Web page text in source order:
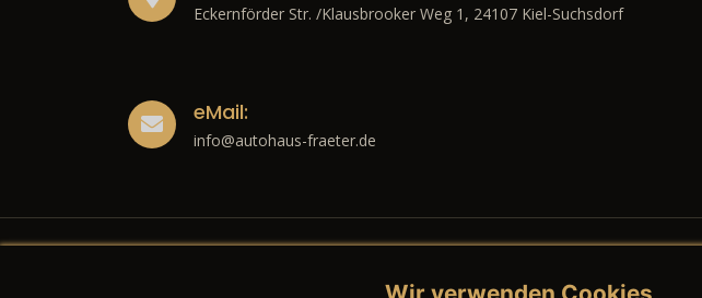
Eckernförder Str. /Klausbrooker Weg 1, 24107 Kiel-Suchsdorf
eMail:
info@autohaus-fraeter.de